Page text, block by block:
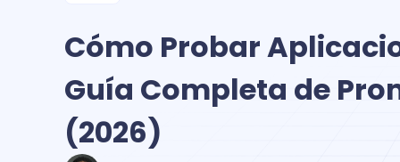
Cómo Probar
Guía Completa de
(2026)